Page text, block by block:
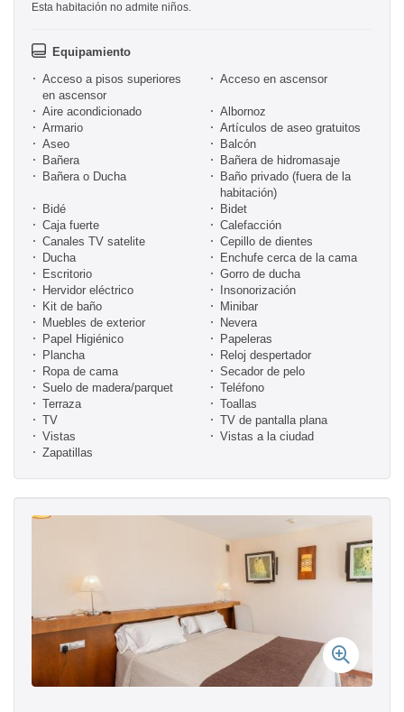
Esta habitación no admite niños.
Equipamiento
Acceso a pisos superiores
en ascensor
Acceso en ascensor
Aire acondicionado
Albornoz
Armario
Artículos de aseo gratuitos
Aseo
Balcón
Bañera
Bañera de hidromasaje
Bañera o Ducha
Baño privado (fuera de la
habitación)
Bidé
Bidet
Caja fuerte
Calefacción
Canales TV satelite
Cepillo de dientes
Ducha
Enchufe cerca de la cama
Escritorio
Gorro de ducha
Hervidor eléctrico
Insonorización
Kit de baño
Minibar
Muebles de exterior
Nevera
Papel Higiénico
Papeleras
Plancha
Reloj despertador
Ropa de cama
Secador de pelo
Suelo de madera/parquet
Teléfono
Terraza
Toallas
TV
TV de pantalla plana
Vistas
Vistas a la ciudad
Zapatillas